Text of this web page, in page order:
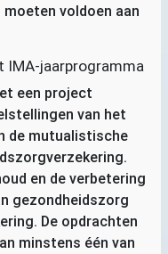
voldoen aan
IMA-jaarprogramma
een project
van het
de mutualistische
en de verbetering
gezondheidszorg
De opdrachten
minstens één van